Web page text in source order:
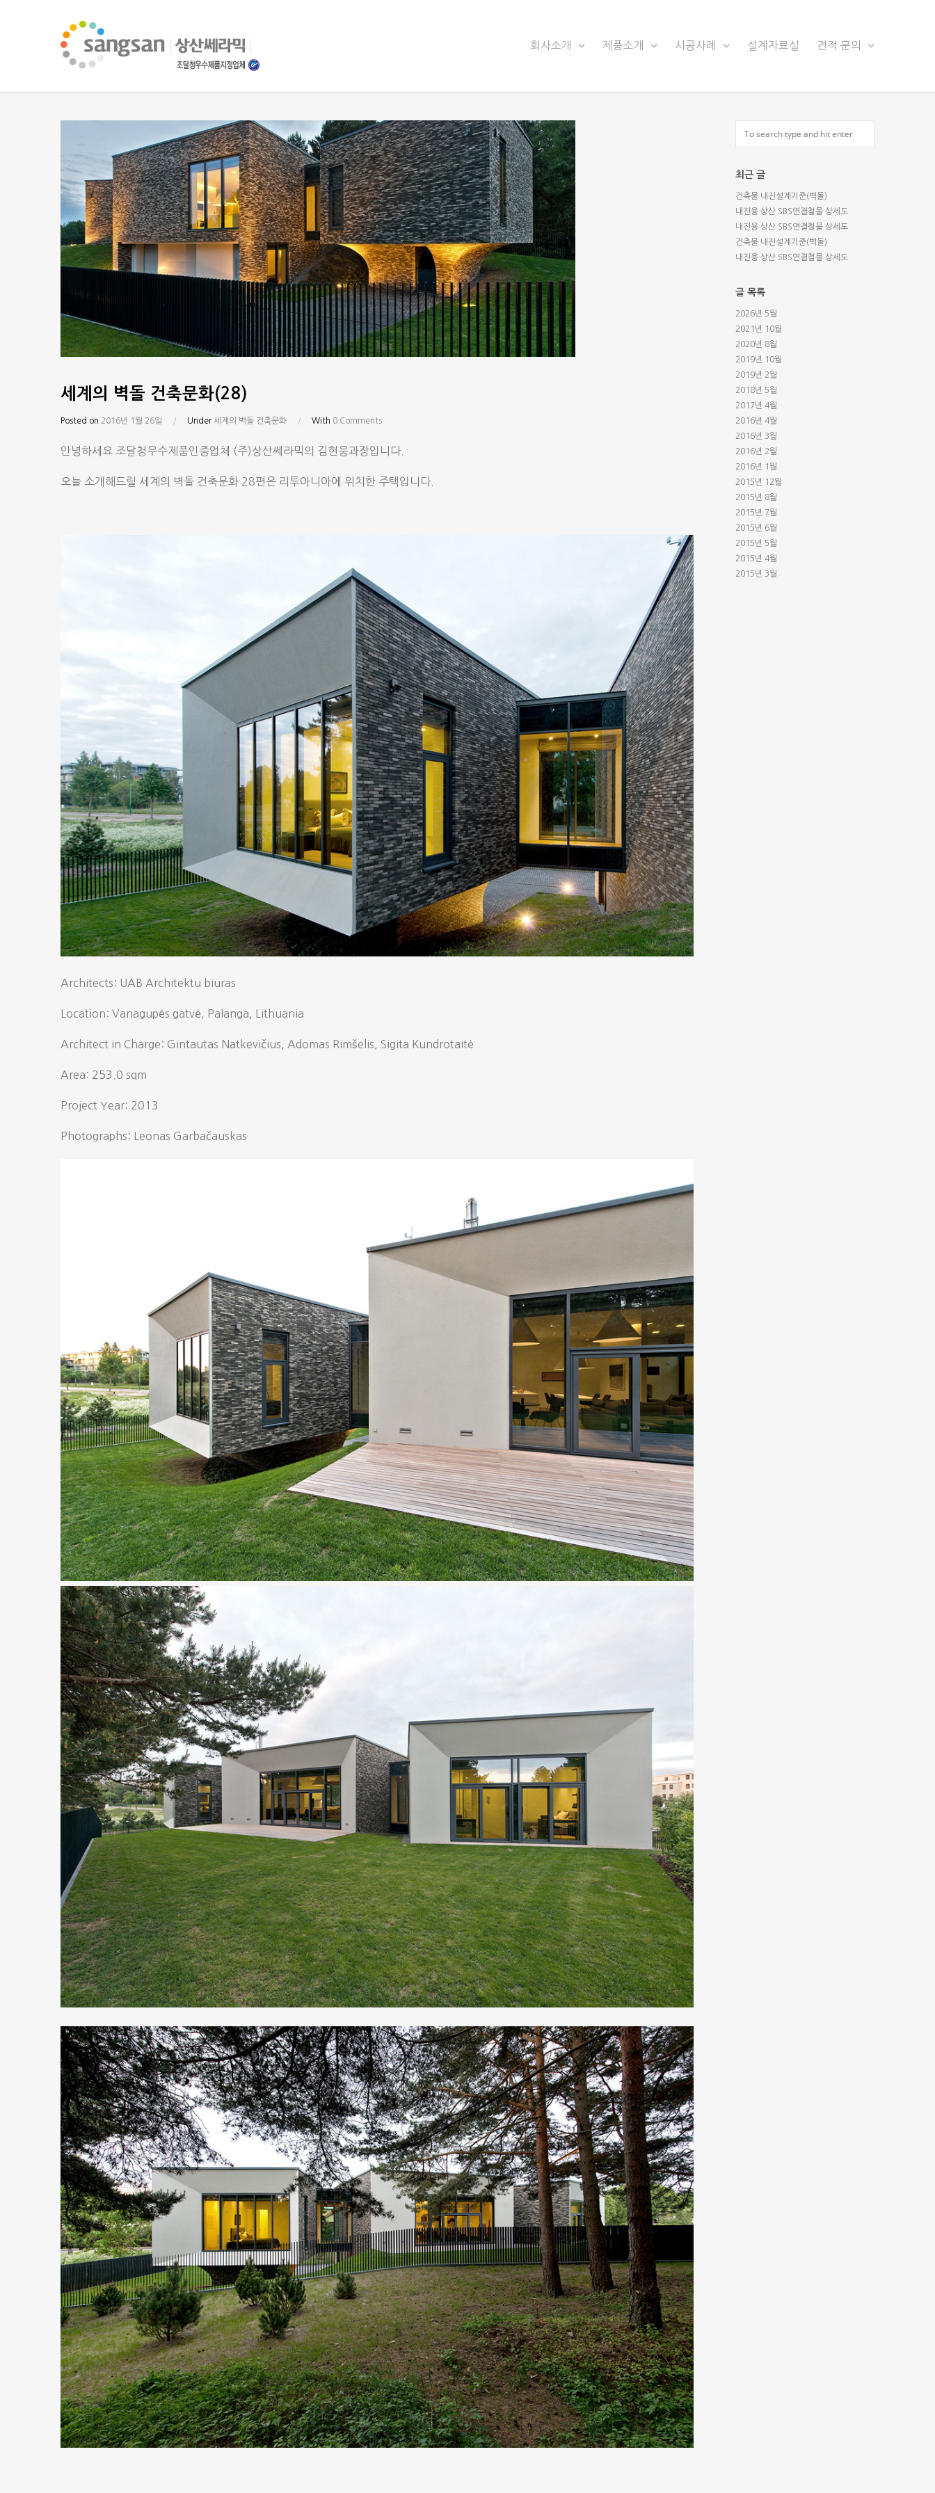
회사소개 제품소개 시공사례 설계자료실 견적 문의
세계의 벽돌 건축문화(28)
Posted on 2016년 1월 26일 / Under 세계의 벽돌 건축문화 / With 0 Comments
안녕하세요 조달청우수제품인증업체 (주)상산쎄라믹의 김현웅과장입니다.
오늘 소개해드릴 세계의 벽돌 건축문화 28편은 리투아니아에 위치한 주택입니다.
​Architects: UAB Architektu biuras
Location: Vanagupės gatvė, Palanga, Lithuania
Architect in Charge: Gintautas Natkevičius, Adomas Rimšelis, Sigita Kundrotaitė
Area: 253.0 sqm
Project Year: 2013
Photographs: Leonas Garbačauskas
최근 글
건축물 내진설계기준(벽돌)
내진용 상산 SBS연결철물 상세도
내진용 상산 SBS연결철물 상세도
건축물 내진설계기준(벽돌)
내진용 상산 SBS연결철물 상세도
글 목록
2026년 5월
2021년 10월
2020년 8월
2019년 10월
2019년 2월
2018년 5월
2017년 4월
2016년 4월
2016년 3월
2016년 2월
2016년 1월
2015년 12월
2015년 8월
2015년 7월
2015년 6월
2015년 5월
2015년 4월
2015년 3월